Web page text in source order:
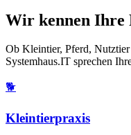
Wir kennen Ihre
Ob Kleintier, Pferd,
Systemhaus.IT sprechen
🐕
Kleintierpraxis